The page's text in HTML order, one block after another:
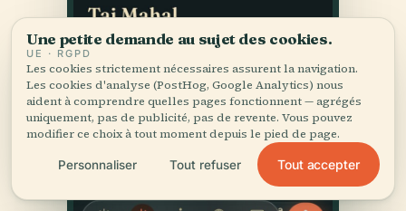
Une petite demande au sujet des cookies.
UE · RGPD
Les cookies strictement nécessaires assurent la navigation.
Les cookies d'analyse (PostHog, Google Analytics) nous
aident à comprendre quelles pages fonctionnent — agrégés
uniquement, pas de publicité, pas de revente. Vous pouvez
modifier ce choix à tout moment depuis le pied de page.
Personnaliser Tout refuser Tout accepter